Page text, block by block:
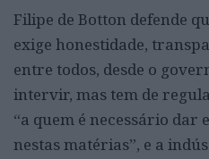
Filipe de Botton defende
exige honestidade,
entre todos, desde o
intervir, mas tem de
“a quem é necessário dar
nestas matérias”, e a